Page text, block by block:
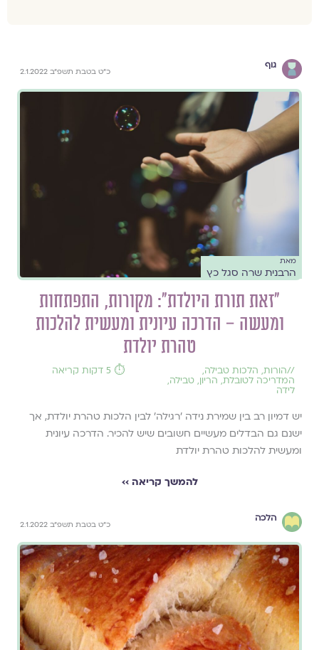
גוף
כ"ט בטבת תשפ"ב 2.1.2022
מאת
הרבנית שרה סגל כץ
"זאת תורת היולדת": מקורות, התפתחות
ומעשה – הדרכה עיונית ומעשית להלכות
טהרת יולדת
//הורות, הלכות טבילה,
המדריכה לטובלת, הריון, טבילה,
לידה
⏱️ 5 דקות קריאה
יש דמיון רב בין שמירת נידה 'רגילה' לבין הלכות טהרת יולדת, אך
ישנם גם הבדלים מעשיים חשובים שיש להכיר. הדרכה עיונית
ומעשית להלכות טהרת יולדת
להמשך קריאה ››
הלכה
כ"ט בטבת תשפ"ב 2.1.2022